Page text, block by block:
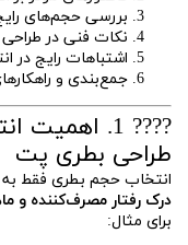
بررسی حجم‌های
نکات فنی در
اشتباهات رایج
جمع‌بندی و
???? 1.
طراحی بطری پت
انتخاب حجم بطری فقط به
درک رفتار مصرف‌کننده و
برای مثال: